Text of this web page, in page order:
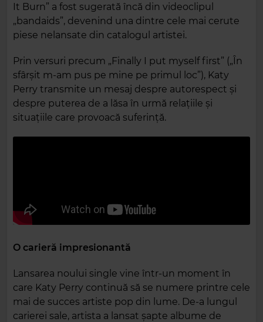
It Burn” a fost sugerată încă din videoclipul
„bandaids”, devenind una dintre cele mai cerute
piese nelansate din catalogul artistei.
Prin versuri precum „Finally I put myself first” („În
sfârșit m-am pus pe mine pe primul loc”), Katy
Perry transmite un mesaj despre autorespect și
despre puterea de a lăsa în urmă relațiile și
situațiile care provoacă suferință.
O carieră impresionantă
Lansarea noului single vine într-un moment în
care Katy Perry continuă să se numere printre cele
mai de succes artiste pop din lume. De-a lungul
carierei sale, artista a lansat șapte albume de